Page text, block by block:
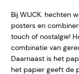
Bij WIJCK. hechten
posters en
touch of nostalgie!
combinatie van
Daarnaast is het
het papier geeft de